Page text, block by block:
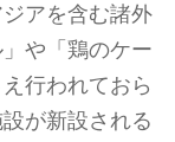
アを含む諸外
や「鶏のケー
行われておら
が新設される